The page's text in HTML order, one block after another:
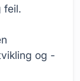
feil.
og -